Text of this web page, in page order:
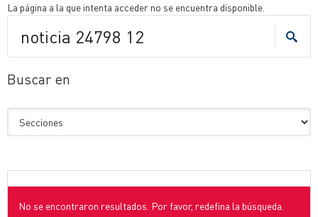
La página a la que intenta acceder no se encuentra disponible.
Buscar en
No se encontraron resultados. Por favor, redefina la búsqueda.